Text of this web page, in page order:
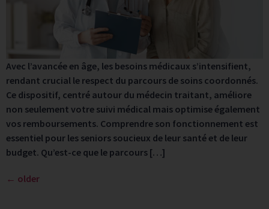
Avec l’avancée en âge, les besoins médicaux s’intensifient,
rendant crucial le respect du parcours de soins coordonnés.
Ce dispositif, centré autour du médecin traitant, améliore
non seulement votre suivi médical mais optimise également
vos remboursements. Comprendre son fonctionnement est
essentiel pour les seniors soucieux de leur santé et de leur
budget. Qu’est-ce que le parcours […]
← older